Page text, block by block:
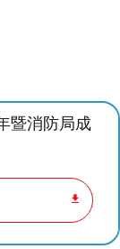
暨消防局成